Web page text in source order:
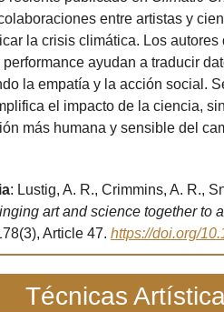
entre artistas y
la crisis climática. Los
ayudan a traducir
la empatía y la acción social.
el impacto de la ciencia,
más humana y sensible del
: Lustig, A. R., Crimmins, A. R.,
art and science together to
Article 47. https://doi.org/
Técnicas